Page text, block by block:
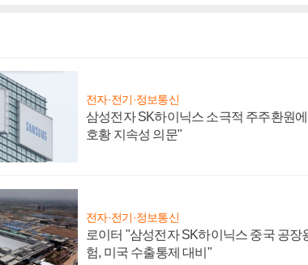
전자·전기·정보통신
삼성전자 SK하이닉스 소극적 주주환원
호황 지속성 의문"
전자·전기·정보통신
로이터 "삼성전자 SK하이닉스 중국 공장
험, 미국 수출통제 대비"